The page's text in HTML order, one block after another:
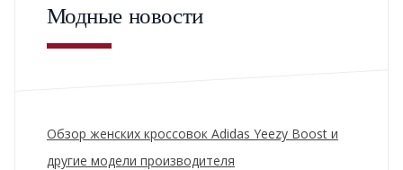
Модные новости
Обзор женских кроссовок Adidas Yeezy Boost и
другие модели производителя